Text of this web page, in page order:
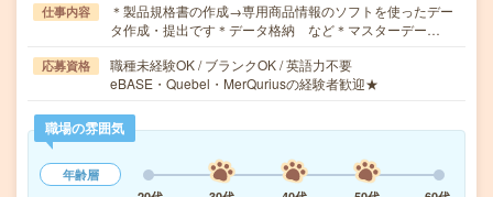
仕事内容
＊製品規格書の作成→専用商品情報のソフトを使ったデー
タ作成・提出です＊データ格納 など＊マスターデー…
応募資格
職種未経験OK / ブランクOK / 英語力不要
eBASE・Quebel・MerQuriusの経験者歓迎★
職場の雰囲気
年齢層